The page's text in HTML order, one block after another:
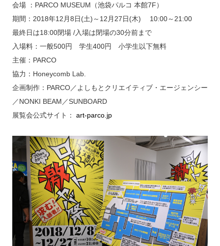
会場 ：PARCO MUSEUM（池袋パルコ 本館7F）
期間：2018年12月8日(土)～12月27日(木) 10:00～21:00
最終日は18:00閉場 /入場は閉場の30分前まで
入場料：一般500円 学生400円 小学生以下無料
主催：PARCO
協力：Honeycomb Lab.
企画制作：PARCO／よしもとクリエイティブ・エージェンシー
／NONKI BEAM／SUNBOARD
展覧会公式サイト： art-parco.jp